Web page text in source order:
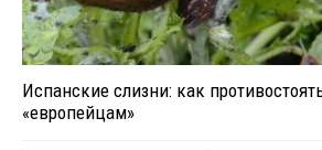
Испанские слизни: как
«европейцам»